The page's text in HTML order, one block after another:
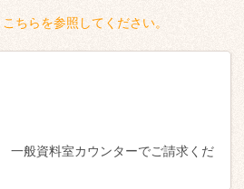
ちらを参照してください。
一般資料室カウンターでご請求くだ